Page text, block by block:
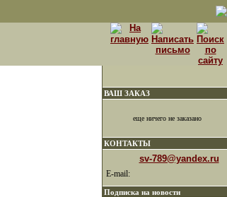
ВАШ ЗАКАЗ
еще ничего не заказано
КОНТАКТЫ
sv-789@yandex.ru
E-mail:
Подписка на новости